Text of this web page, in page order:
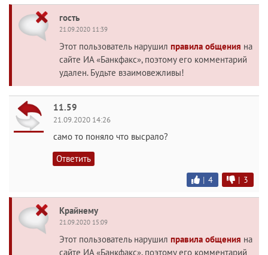
гость
21.09.2020 11:39
Этот пользователь нарушил правила общения на
сайте ИА «Банкфакс», поэтому его комментарий
удален. Будьте взаимовежливы!
11.59
21.09.2020 14:26
само то поняло что высрало?
Ответить
| 4 | 3
Крайнему
21.09.2020 15:09
Этот пользователь нарушил правила общения на
сайте ИА «Банкфакс», поэтому его комментарий